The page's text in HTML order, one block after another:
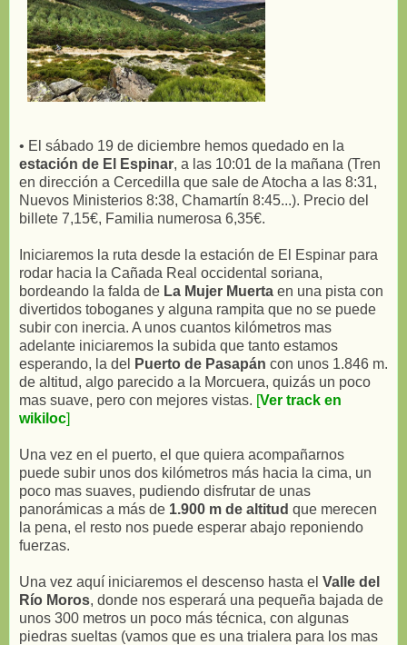
• El sábado 19 de diciembre hemos quedado en la
estación de El Espinar, a las 10:01 de la mañana (Tren
en dirección a Cercedilla que sale de Atocha a las 8:31,
Nuevos Ministerios 8:38, Chamartín 8:45...). Precio del
billete 7,15€, Familia numerosa 6,35€.
Iniciaremos la ruta desde la estación de El Espinar para
rodar hacia la Cañada Real occidental soriana,
bordeando la falda de La Mujer Muerta en una pista con
divertidos toboganes y alguna rampita que no se puede
subir con inercia. A unos cuantos kilómetros mas
adelante iniciaremos la subida que tanto estamos
esperando, la del
Puerto de Pasapán con unos 1.846 m.
de altitud, algo parecido a la Morcuera, quizás un poco
mas suave, pero con mejores vistas. [Ver track en
wikiloc]
Una vez en el puerto, el que quiera acompañarnos
puede subir unos dos kilómetros más hacia la cima, un
poco mas suaves, pudiendo disfrutar de unas
panorámicas a más de 1.900 m de altitud que merecen
la pena, el resto nos puede esperar abajo reponiendo
fuerzas.
Una vez aquí iniciaremos el descenso hasta el Valle del
Río Moros, donde nos esperará una pequeña bajada de
unos 300 metros un poco más técnica, con algunas
piedras sueltas (vamos que es una trialera para los mas